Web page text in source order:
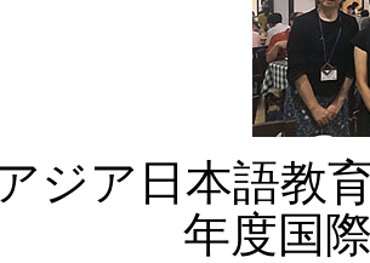
ジア日本語教
年度国